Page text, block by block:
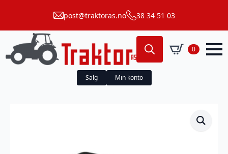
post@traktoras.no 38 34 51 03
Search
for:
0
Salg Min konto